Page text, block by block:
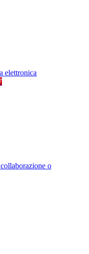
elettronica
o